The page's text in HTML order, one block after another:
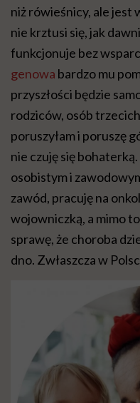
niż rówieśnicy, ale jest
nie krztusi się, jak
funkcjonuje bez
genowa bardzo mu
przyszłości będzie
rodziców, osób
poruszyłam i poruszę
nie czuję się
osobistym i
zawód, pracuję na
wojowniczką, a mimo
sprawę, że choroba
dno. Zwłaszcza w